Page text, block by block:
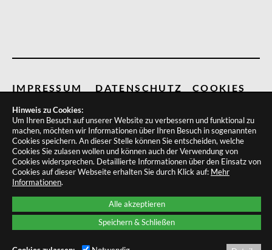
Alle akzeptieren
Speichern & Schließen
Hinweis zu Cookies:
Um Ihren Besuch auf unserer Website zu verbessern und funktional zu
machen, möchten wir Informationen über Ihren Besuch in sogenannten
Cookies speichern. An dieser Stelle können Sie entscheiden, welche
Cookies Sie zulasen wollen und können auch der Verwendung von
Cookies widersprechen. Detaillierte Informationen über den Einsatz von
Cookies auf dieser Webseite erhalten Sie durch Klick auf: Mehr
Informationen.
IMPRESSUM DATENSCHUTZ COOKIES